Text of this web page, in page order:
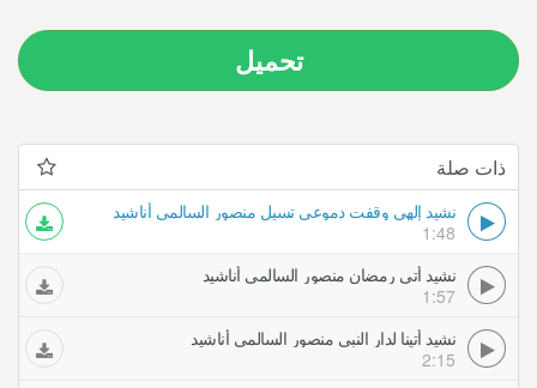
تحميل
ذات صلة
نشيد إلهي وقفت دموعي تسيل منصور السالمي أناشيد
1:48
نشيد أتى رمضان منصور السالمي أناشيد
1:57
نشيد أتينا لدار النبي منصور السالمي أناشيد
2:15